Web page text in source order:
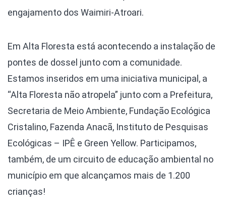
engajamento dos Waimiri-Atroari.
Em Alta Floresta está acontecendo a instalação de
pontes de dossel junto com a comunidade.
Estamos inseridos em uma iniciativa municipal, a
“Alta Floresta não atropela” junto com a Prefeitura,
Secretaria de Meio Ambiente, Fundação Ecológica
Cristalino, Fazenda Anacã, Instituto de Pesquisas
Ecológicas – IPÊ e Green Yellow. Participamos,
também, de um circuito de educação ambiental no
município em que alcançamos mais de 1.200
crianças!